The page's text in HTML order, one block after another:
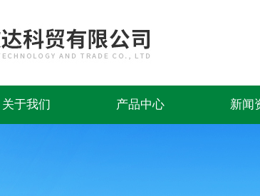
关于我们 产品中心 新闻